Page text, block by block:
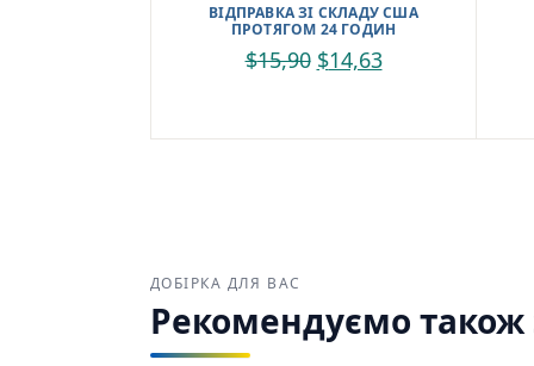
ВІДПРАВКА ЗІ СКЛАДУ США
ПРОТЯГОМ 24 ГОДИН
$15,90 $14,63
ДОБІРКА ДЛЯ ВАС
Рекомендуємо також